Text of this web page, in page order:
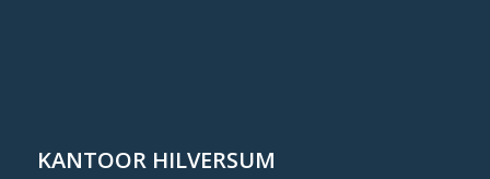
KANTOOR HILVERSUM